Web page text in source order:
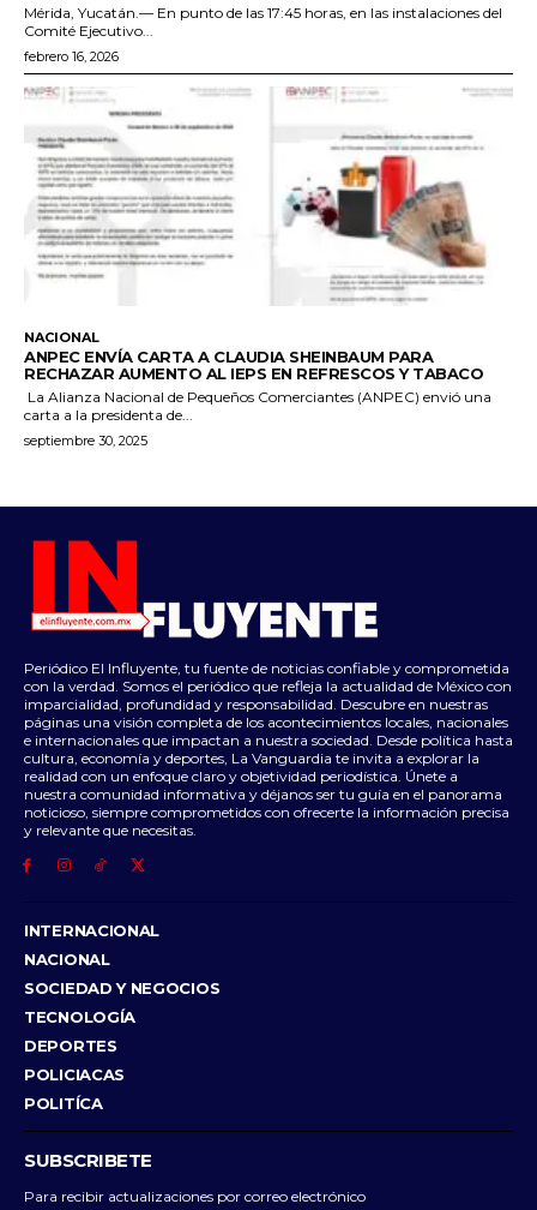
Mérida, Yucatán.— En punto de las 17:45 horas, en las instalaciones del
Comité Ejecutivo...
febrero 16, 2026
NACIONAL
ANPEC ENVÍA CARTA A CLAUDIA SHEINBAUM PARA
RECHAZAR AUMENTO AL IEPS EN REFRESCOS Y TABACO
La Alianza Nacional de Pequeños Comerciantes (ANPEC) envió una
carta a la presidenta de...
septiembre 30, 2025
Periódico El Influyente, tu fuente de noticias confiable y comprometida
con la verdad. Somos el periódico que refleja la actualidad de México con
imparcialidad, profundidad y responsabilidad. Descubre en nuestras
páginas una visión completa de los acontecimientos locales, nacionales
e internacionales que impactan a nuestra sociedad. Desde política hasta
cultura, economía y deportes, La Vanguardia te invita a explorar la
realidad con un enfoque claro y objetividad periodística. Únete a
nuestra comunidad informativa y déjanos ser tu guía en el panorama
noticioso, siempre comprometidos con ofrecerte la información precisa
y relevante que necesitas.
INTERNACIONAL
NACIONAL
SOCIEDAD Y NEGOCIOS
TECNOLOGÍA
DEPORTES
POLICIACAS
POLITÍCA
SUBSCRIBETE
Para recibir actualizaciones por correo electrónico